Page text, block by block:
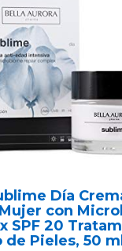
Día
con
SPF 20
Pieles, 50 ml